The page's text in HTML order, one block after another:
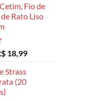
preço:
R$ 3,49
Fio de
Rato Liso
18,99Faixa
Strass
(20